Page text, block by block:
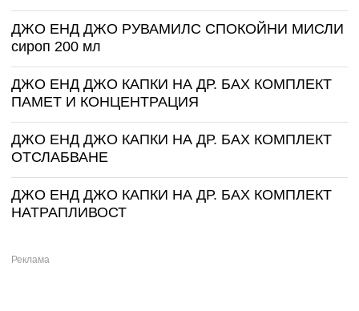
ДЖО ЕНД ДЖО РУВАМИЛС СПОКОЙНИ МИСЛИ
сироп 200 мл
ДЖО ЕНД ДЖО КАПКИ НА ДР. БАХ КОМПЛЕКТ
ПАМЕТ И КОНЦЕНТРАЦИЯ
ДЖО ЕНД ДЖО КАПКИ НА ДР. БАХ КОМПЛЕКТ
ОТСЛАБВАНЕ
ДЖО ЕНД ДЖО КАПКИ НА ДР. БАХ КОМПЛЕКТ
НАТРАПЛИВОСТ